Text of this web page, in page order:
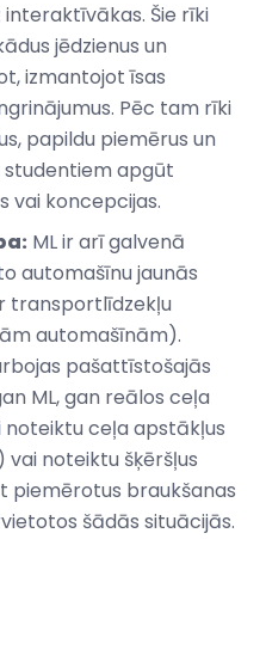
Šie rīki
jēdzienus un
izmantojot īsas
Pēc tam rīki
papildu piemērus un
studentiem apgūt
vai koncepcijas.
ML ir arī galvenā
automašīnu jaunās
transportlīdzekļu
automašīnām).
pašattīstošajās
ML, gan reālos ceļa
noteiktu ceļa apstākļus
noteiktu šķēršļus
piemērotus braukšanas
šādās situācijās.